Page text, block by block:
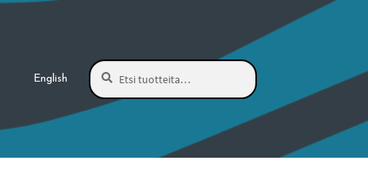
English
Etsi:
Haku